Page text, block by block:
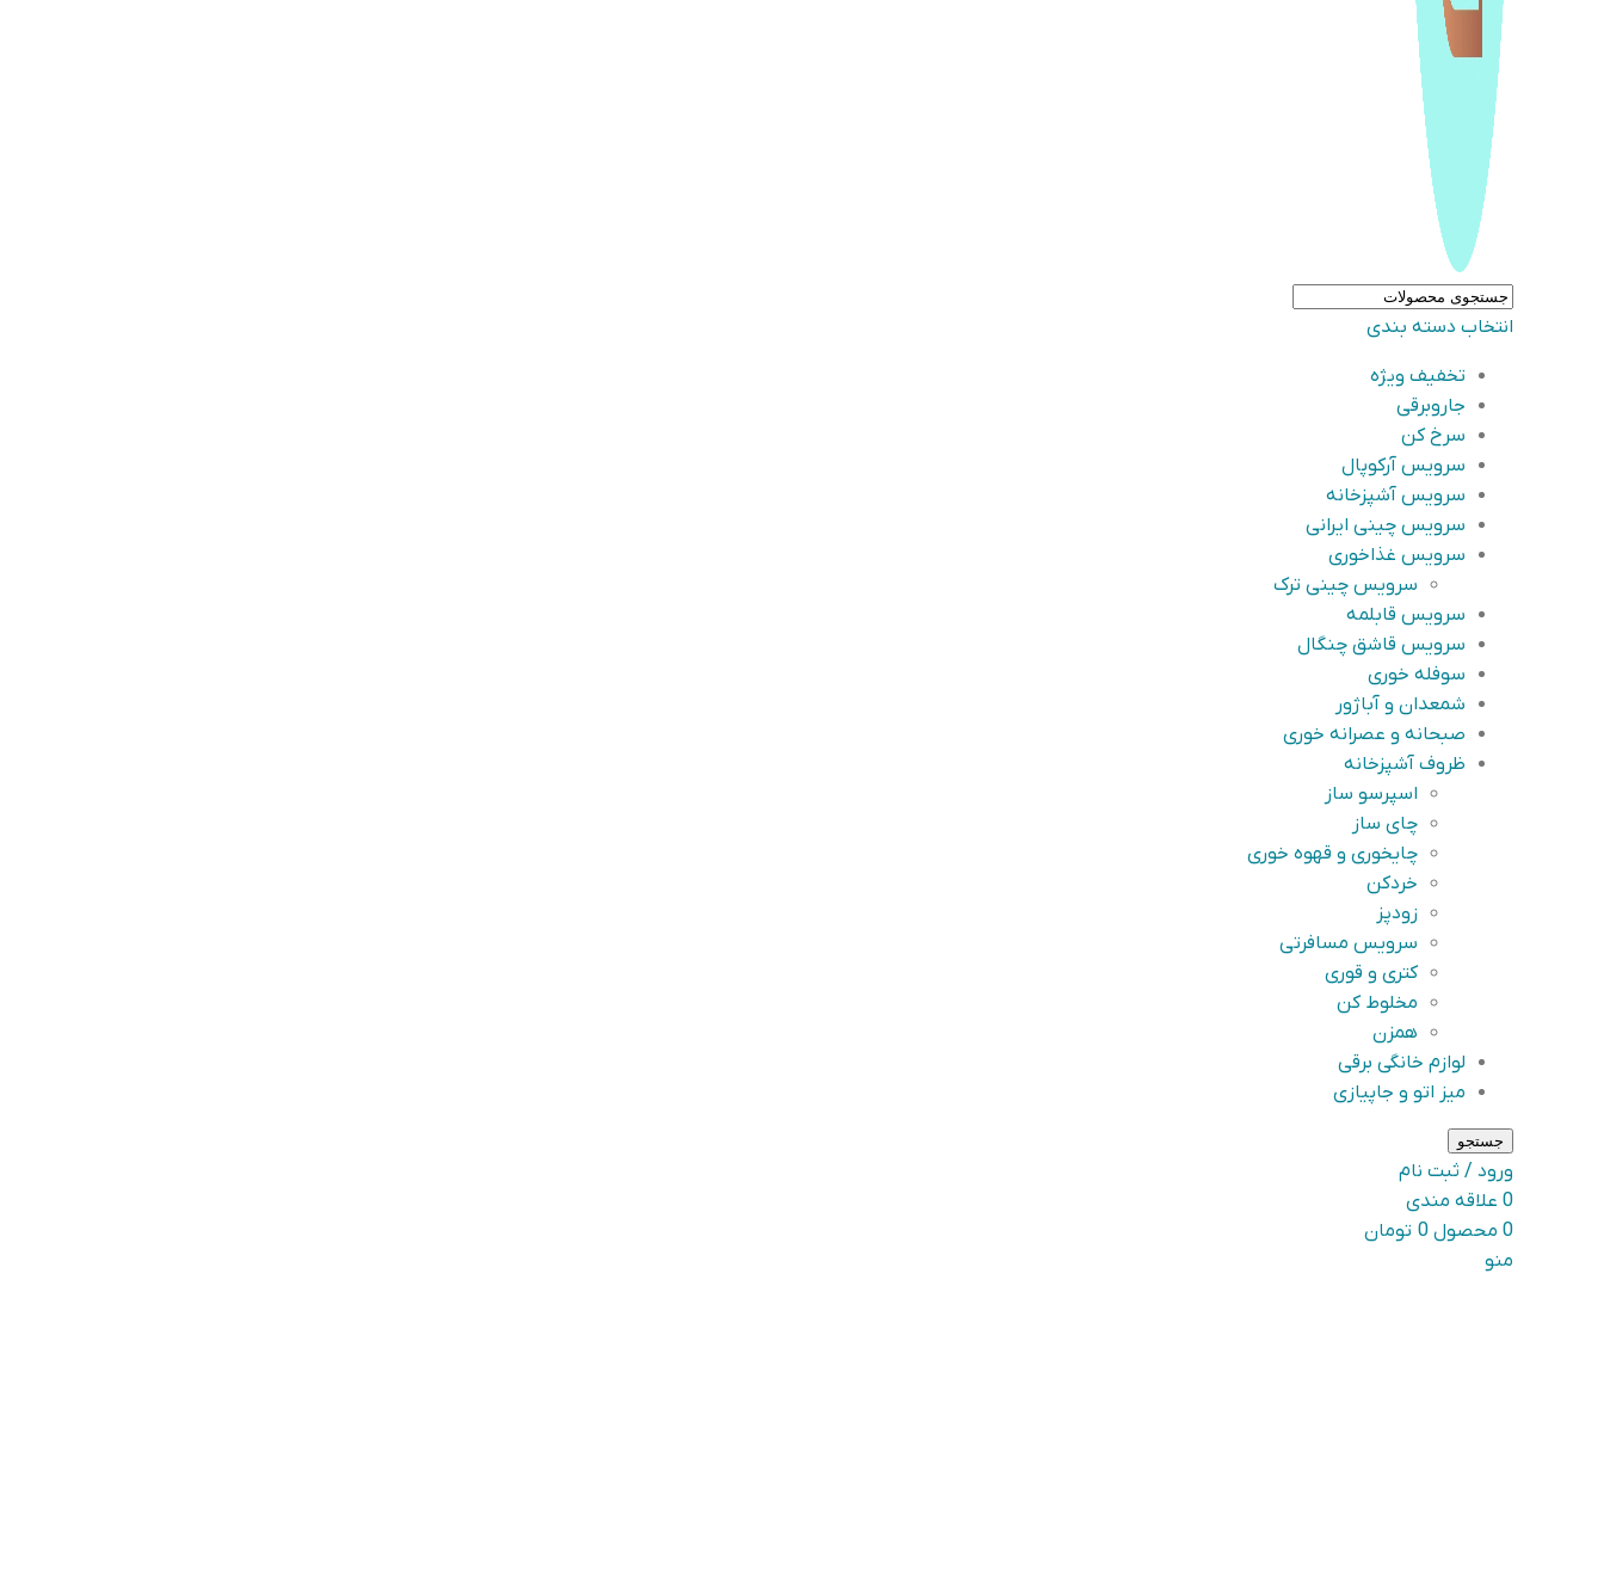
انتخاب دسته بندی
تخفیف ویژه
جاروبرقی
سرخ کن
سرویس آرکوپال
سرویس آشپزخانه
سرویس چینی ایرانی
سرویس غذاخوری
سرویس چینی ترک
سرویس قابلمه
سرویس قاشق چنگال
سوفله خوری
شمعدان و آباژور
صبحانه و عصرانه خوری
ظروف آشپزخانه
اسپرسو ساز
چای ساز
چایخوری و قهوه خوری
خردکن
زودپز
سرویس مسافرتی
کتری و قوری
مخلوط کن
همزن
لوازم خانگی برقی
میز اتو و جاپیازی
جستجو
ورود / ثبت نام
0 علاقه مندی
0 محصول 0 تومان
منو